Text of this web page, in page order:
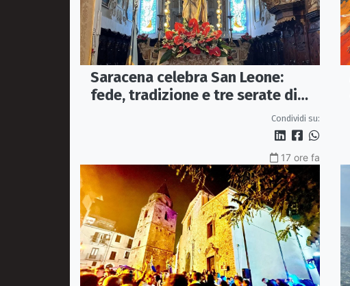
Saracena celebra San Leone:
fede, tradizione e tre serate di
Condividi su:
17 ore fa